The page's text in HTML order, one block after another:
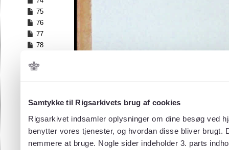
Samtykke til Rigsarkivets brug af cookies
Rigsarkivet indsamler oplysninger om dine besøg ved
benytter vores tjenester, og hvordan disse bliver
nemmere at bruge. Nogle sider indeholder 3. parts
75
76
77
78
80
83
85
86
87